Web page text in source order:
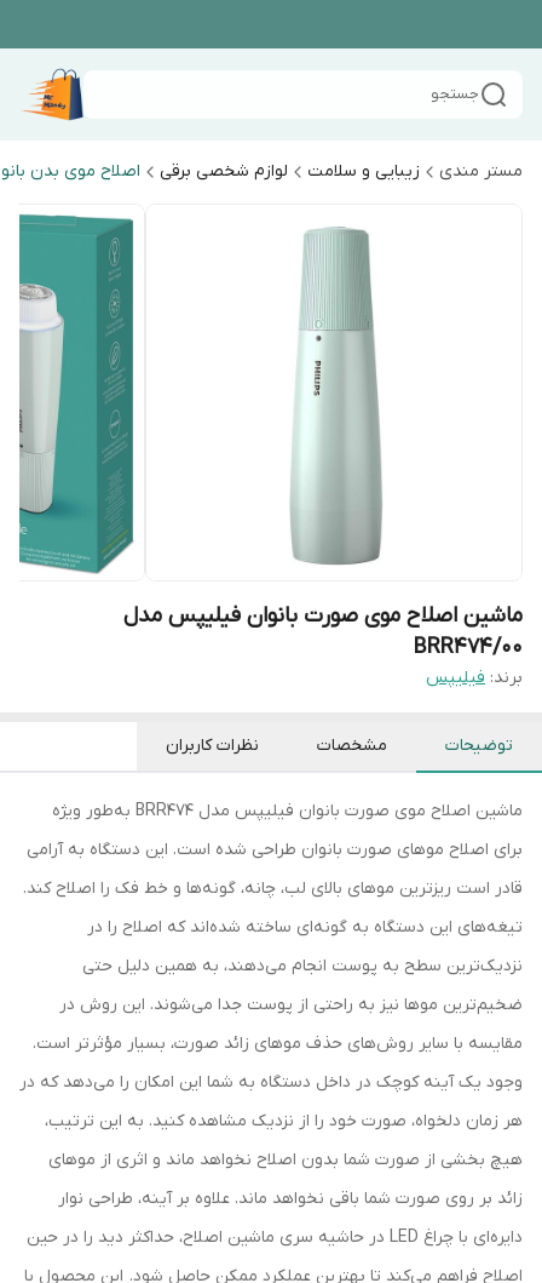
جستجو
مستر مندی زیبایی و سلامت لوازم شخصی برقی اصلاح موی بدن
ماشین اصلاح موی صورت بانوان فیلیپس مدل
BRR474/00
برند: فیلیپس
توضیحات مشخصات نظرات کاربران
ماشین اصلاح موی صورت بانوان فیلیپس مدل BRR474 به‌طور ویژه
برای اصلاح موهای صورت بانوان طراحی شده است. این دستگاه به آرامی
قادر است ریزترین موهای بالای لب، چانه، گونه‌ها و خط فک را اصلاح کند.
تیغه‌های این دستگاه به گونه‌ای ساخته شده‌اند که اصلاح را در
نزدیک‌ترین سطح به پوست انجام می‌دهند، به همین دلیل حتی
ضخیم‌ترین موها نیز به راحتی از پوست جدا می‌شوند. این روش در
مقایسه با سایر روش‌های حذف موهای زائد صورت، بسیار مؤثرتر است.
وجود یک آینه کوچک در داخل دستگاه به شما این امکان را می‌دهد که در
هر زمان دلخواه، صورت خود را از نزدیک مشاهده کنید. به این ترتیب،
هیچ بخشی از صورت شما بدون اصلاح نخواهد ماند و اثری از موهای
زائد بر روی صورت شما باقی نخواهد ماند. علاوه بر آینه، طراحی نوار
دایره‌ای با چراغ LED در حاشیه سری ماشین اصلاح، حداکثر دید را در حین
اصلاح فراهم می‌کند تا بهترین عملکرد ممکن حاصل شود. این محصول با